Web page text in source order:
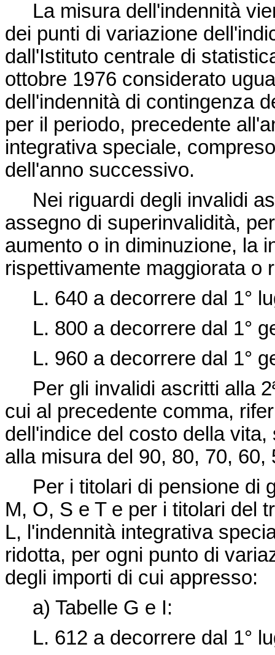
La misura dell'indennità
dei punti di variazione
dall'Istituto centrale di
ottobre 1976 considerato
dell'indennità di contingenza
per il periodo, precedente
integrativa speciale,
dell'anno successivo.
Nei riguardi degli invalidi
assegno di superinvalidità,
aumento o in diminuzione, la
rispettivamente maggiorata o
L. 640 a decorrere dal 1°
L. 800 a decorrere dal 1°
L. 960 a decorrere dal 1°
Per gli invalidi ascritti alla
cui al precedente comma,
dell'indice del costo della
alla misura del 90, 80, 70,
Per i titolari di pensione di
M, O, S e T e per i titolari del
L, l'indennità integrativa
ridotta, per ogni punto di
degli importi di cui appresso:
a) Tabelle G e I:
L. 612 a decorrere dal 1°